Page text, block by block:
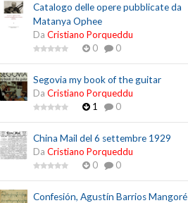
Catalogo delle opere pubblicate da
Matanya Ophee
Da Cristiano Porqueddu
0
0
Segovia my book of the guitar
Da Cristiano Porqueddu
1
0
China Mail del 6 settembre 1929
Da Cristiano Porqueddu
0
0
Confesión, Agustín Barrios Mangoré